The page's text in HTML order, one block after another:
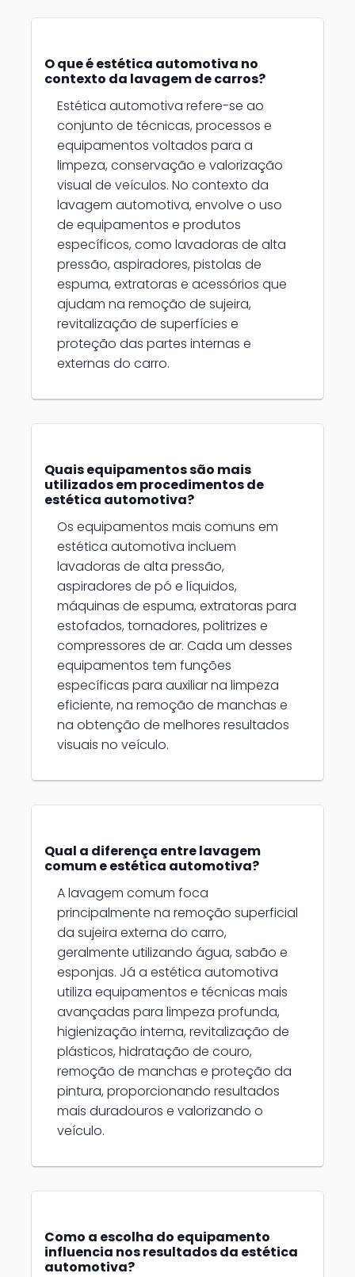
O que é estética automotiva no
contexto da lavagem de carros?
Estética automotiva refere-se ao
conjunto de técnicas, processos e
equipamentos voltados para a
limpeza, conservação e valorização
visual de veículos. No contexto da
lavagem automotiva, envolve o uso
de equipamentos e produtos
específicos, como lavadoras de alta
pressão, aspiradores, pistolas de
espuma, extratoras e acessórios que
ajudam na remoção de sujeira,
revitalização de superfícies e
proteção das partes internas e
externas do carro.
Quais equipamentos são mais
utilizados em procedimentos de
estética automotiva?
Os equipamentos mais comuns em
estética automotiva incluem
lavadoras de alta pressão,
aspiradores de pó e líquidos,
máquinas de espuma, extratoras para
estofados, tornadores, politrizes e
compressores de ar. Cada um desses
equipamentos tem funções
específicas para auxiliar na limpeza
eficiente, na remoção de manchas e
na obtenção de melhores resultados
visuais no veículo.
Qual a diferença entre lavagem
comum e estética automotiva?
A lavagem comum foca
principalmente na remoção superficial
da sujeira externa do carro,
geralmente utilizando água, sabão e
esponjas. Já a estética automotiva
utiliza equipamentos e técnicas mais
avançadas para limpeza profunda,
higienização interna, revitalização de
plásticos, hidratação de couro,
remoção de manchas e proteção da
pintura, proporcionando resultados
mais duradouros e valorizando o
veículo.
Como a escolha do equipamento
influencia nos resultados da estética
automotiva?